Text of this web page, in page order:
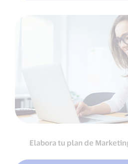
Elabora tu plan de